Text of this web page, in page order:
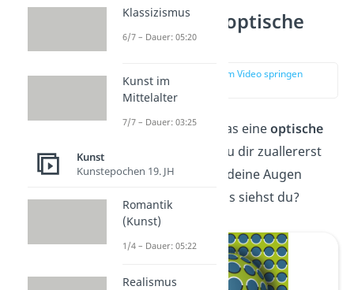
Was ist eine optische
Täuschung?
zur Stelle im Video springen
Um zu verstehen was eineoptische
ist, schau dir zuallererst
dieses Bild an. Lass deine Augen
herumwandern. Was siehst du?
Klassizismus
6/7 – Dauer: 05:20
Kunst im
Mittelalter
7/7 – Dauer: 03:25
Kunst
Kunstepochen 19. JH
Romantik
(Kunst)
1/4 – Dauer: 05:22
Realismus